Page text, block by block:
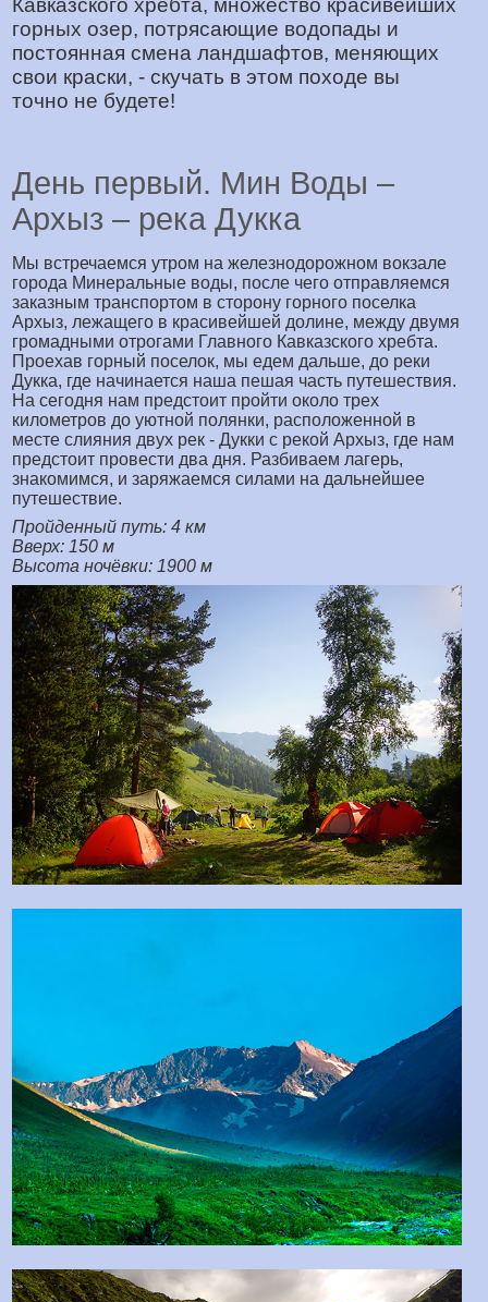
Кавказского хребта, множество красивейших
горных озер, потрясающие водопады и
постоянная смена ландшафтов, меняющих
свои краски, - скучать в этом походе вы
точно не будете!
День первый. Мин Воды –
Архыз – река Дукка
Мы встречаемся утром на железнодорожном вокзале
города Минеральные воды, после чего отправляемся
заказным транспортом в сторону горного поселка
Архыз, лежащего в красивейшей долине, между двумя
громадными отрогами Главного Кавказского хребта.
Проехав горный поселок, мы едем дальше, до реки
Дукка, где начинается наша пешая часть путешествия.
На сегодня нам предстоит пройти около трех
километров до уютной полянки, расположенной в
месте слияния двух рек - Дукки с рекой Архыз, где нам
предстоит провести два дня. Разбиваем лагерь,
знакомимся, и заряжаемся силами на дальнейшее
путешествие.
Пройденный путь: 4 км
Вверх: 150 м
Высота ночёвки: 1900 м